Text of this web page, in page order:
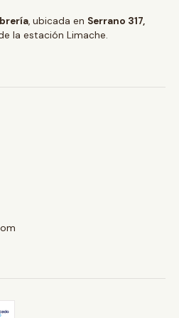
, ubicada en Serrano 317,
la estación Limache.